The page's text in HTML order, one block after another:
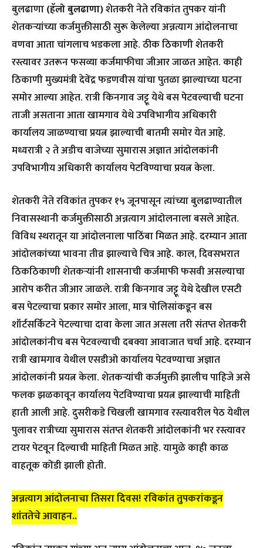
बुलढाणा(हॅलो बुलढाणा)शेतकरी नेते रविकांत तुपकर यांनी
शेतकऱ्यांच्या कर्जमुक्तीसाठी सुरू केलेल्या अन्नत्याग आंदोलनाचा
वणवा आता चांगलाच भडकला आहे. ठीक ठिकाणी शेतकरी
रस्त्यावर उतरून फसव्या कर्जमाफीचा जीआर जाळत आहेत. काही
ठिकाणी मुख्यमंत्री देवेंद्र फडणवीस यांचा पुतळा झाल्याच्या घटना
समोर आल्या आहेत. रात्री किनगाव जट्टू येथे बस पेटवल्याची घटना
ताजी असताना आता खामगाव येथे उपविभागीय अधिकारी
कार्यालय जाळण्याचा प्रयत्न झाल्याची बातमी समोर येत आहे.
मध्यरात्री २ ते अडीच वाजेच्या सुमारास अज्ञात आंदोलकांनी
उपविभागीय अधिकारी कार्यालय पेटविण्याचा प्रयत्न केला.
शेतकरी नेते रविकांत तुपकर १५ जूनपासून त्यांच्या बुलढाण्यातील
निवासस्थानी कर्जमुक्तीसाठी अन्नत्याग आंदोलनाला बसले आहेत.
विविध स्थरातून या आंदोलनाला पाठिंबा मिळत आहे. दरम्यान आता
आंदोलकांच्या भावना तीव्र झाल्याचे चित्र आहे. काल, दिवसभरात
ठिकठिकाणी शेतकऱ्यांनी शासनाची कर्जमाफी फसवी असल्याचा
आरोप करीत जीआर जाळले. रात्री किनगाव जट्टू येथे देखील एसटी
बस पेटल्याचा प्रकार समोर आला, मात्र पोलिसांकडून बस
शॉर्टसर्किटने पेटल्याचा दावा केला जात असला तरी संतप्त शेतकरी
आंदोलकांनीच बस पेटवल्याची दबक्या आवाजात चर्चा आहे. दरम्यान
रात्री खामगाव येथील एसडीओ कार्यालय पेटवण्याचा अज्ञात
आंदोलकांनी प्रयत्न केला. शेतकऱ्यांची कर्जमुक्ती झालीच पाहिजे असे
फलक झळकावून कार्यालय पेटविण्याचा प्रयत्न झाल्याची माहिती
हाती आली आहे. दुसरीकडे चिखली खामगाव रस्त्यावरील पेठ येथील
पुलावर रात्रीच्या सुमारास संतप्त शेतकरी आंदोलकांनी भर रस्त्यावर
टायर पेटवून दिल्याची माहिती मिळत आहे. यामुळे काही काळ
वाहतूक कोंडी झाली होती.
अन्नत्याग आंदोलनाचा तिसरा दिवस! रविकांत तुपकरांकडून
शांततेचे आवाहन..